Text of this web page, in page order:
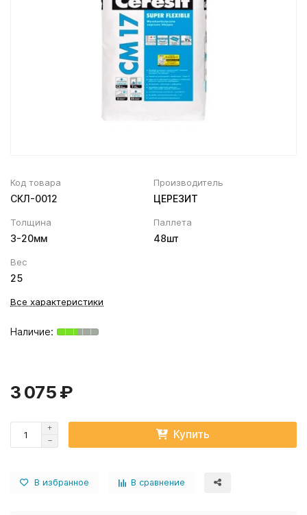
Вентиляционный выход
Колпаки, Проходы, Вент.ленты
ХВОЙНАЯ фанера НЕ ШЛИФОВАННАЯ
Код товара
СКЛ-0012
Производитель
ЦЕРЕЗИТ
Толщина
3-20мм
Паллета
48шт
Вес
25
Все характеристики
3 075 ₽
Купить
В избранное В сравнение